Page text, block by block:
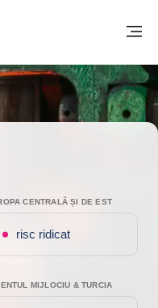
- WEBSITE GRUP
CENTRALĂ ȘI DE EST
risc ridicat
MIJLOCIU & TURCIA